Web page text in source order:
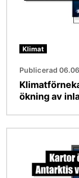
Klimat
Publicerad
ökning av